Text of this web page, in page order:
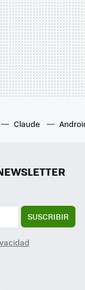
Claude
SUSCRIBIR